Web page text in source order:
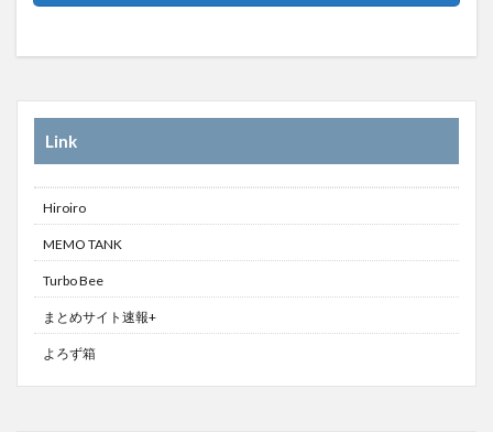
Link
Hiroiro
MEMO TANK
Turbo Bee
まとめサイト速報+
よろず箱